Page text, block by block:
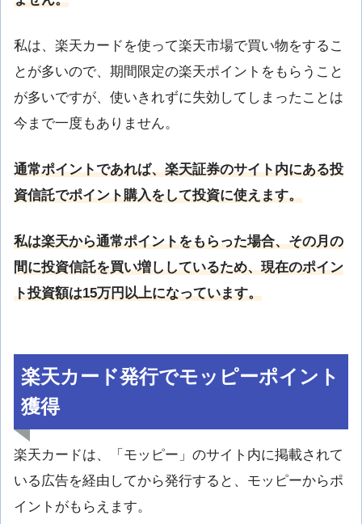
私は、楽天カードを使って楽天市場で買い物をするこ
とが多いので、期間限定の楽天ポイントをもらうこと
が多いですが、使いきれずに失効してしまったことは
今まで一度もありません。
通常ポイントであれば、楽天証券のサイト内にある投
資信託でポイント購入をして投資に使えます。
私は楽天から通常ポイントをもらった場合、その月の
間に投資信託を買い増ししているため、現在のポイン
ト投資額は15万円以上になっています。
楽天カード発行でモッピーポイント
獲得
楽天カードは、「モッピー」のサイト内に掲載されて
いる広告を経由してから発行すると、モッピーからポ
イントがもらえます。